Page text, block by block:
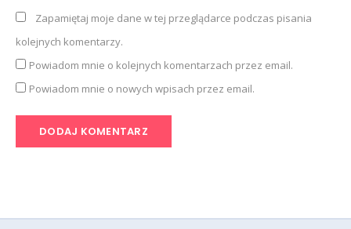
Zapamiętaj moje dane w tej przeglądarce podczas pisania
kolejnych komentarzy.
Powiadom mnie o kolejnych komentarzach przez email.
Powiadom mnie o nowych wpisach przez email.